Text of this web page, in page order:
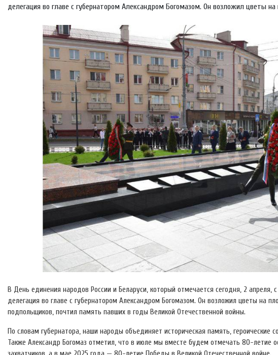
делегация во главе с губернатором Александром Богомазом. Он возложил цветы
В День единения народов России и Беларуси, который отмечается сегодня, 2 апреля,
делегация во главе с губернатором Александром Богомазом. Он возложил цветы на
подпольщиков, почтил память павших в годы Великой Отечественной войны.
По словам губернатора, наши народы объединяет историческая память, героические
Также Александр Богомаз отметил, что в июле мы вместе будем отмечать 80-летие